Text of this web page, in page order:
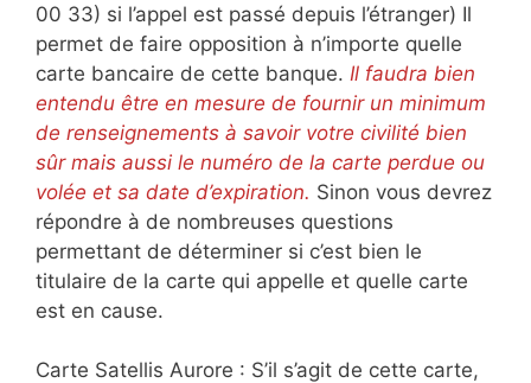
00 33) si l’appel est passé depuis l’étranger) Il
permet de faire opposition à n’importe quelle
carte bancaire de cette banque. Il faudra bien
entendu être en mesure de fournir un minimum
de renseignements à savoir votre civilité bien
sûr mais aussi le numéro de la carte perdue ou
volée et sa date d’expiration. Sinon vous devrez
répondre à de nombreuses questions
permettant de déterminer si c’est bien le
titulaire de la carte qui appelle et quelle carte
est en cause.
Carte Satellis Aurore : S’il s’agit de cette carte,